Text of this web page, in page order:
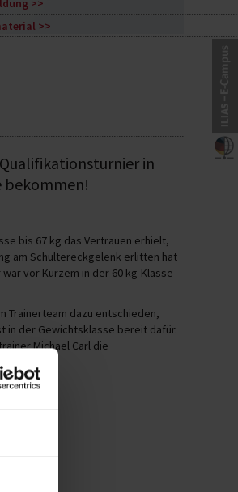
in
bekommen!
bis 67 kg das Vertrauen erhielt,
am Schultereckgelenk erlitten hat
vor Kurzem in der 60 kg-Klasse
Trainerteam dazu entschieden,
in der Gewichtsklasse bereit dafür.
Michael Carl die